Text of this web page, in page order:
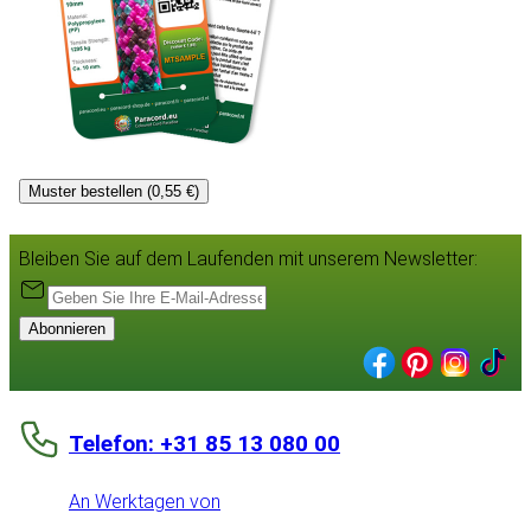
Muster bestellen (0,55 €)
Bleiben Sie auf dem Laufenden mit unserem Newsletter:
Abonnieren
Telefon: +31 85 13 080 00
An Werktagen von